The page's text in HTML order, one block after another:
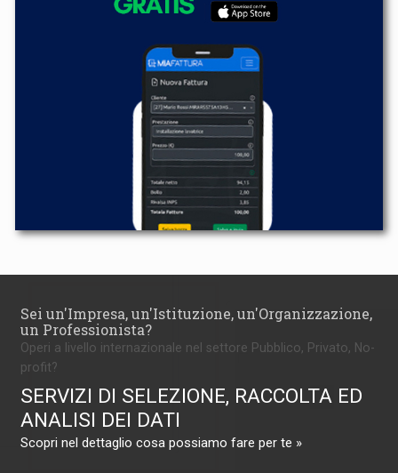
Sei un'Impresa, un'Istituzione, un'Organizzazione,
un Professionista?
Operi a livello internazionale nel settore Pubblico, Privato, No-
profit?
SERVIZI DI SELEZIONE, RACCOLTA ED
ANALISI DEI DATI
Scopri nel dettaglio cosa possiamo fare per te »